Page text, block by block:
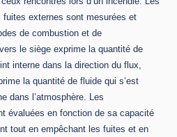
externes sont mesurées et
de combustion et de
le siège exprime la quantité de
interne dans la direction du flux,
la quantité de fluide qui s’est
dans l’atmosphère. Les
évaluées en fonction de sa capacité
tout en empêchant les fuites et en